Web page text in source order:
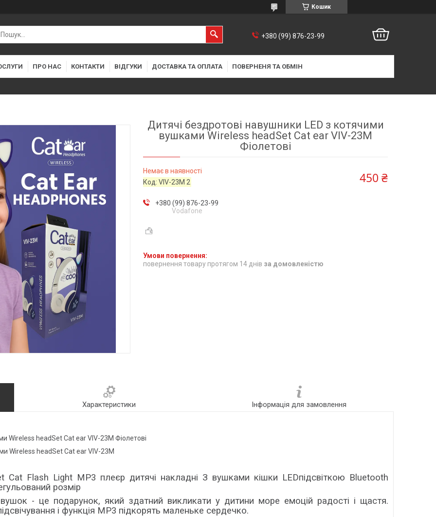
Кошик
+380 (99) 876-23-99
ПРО НАС КОНТАКТИ ВІДГУКИ ДОСТАВКА ТА ОПЛАТА ПОВЕРНЕНЯ ТА ОБМІН
Дитячі бездротові навушники LED з котячими
вушками Wireless headSet Cat ear VIV-23M
Фіолетові
Немає в наявності
Код:VIV-23M 2 450 ₴
+380 (99) 876-23-99
Vodafone
повернення товару протягом 14 днів за домовленістю
Характеристики Інформація для замовлення
Wireless headSet Cat ear VIV-23M Фіолетові
Wireless headSet Cat ear VIV-23M
Cat Flash Light MP3 плеєр дитячі накладні З вушками кішки LEDпідсвіткою Bluetooth
розмір
- це подарунок, який здатний викликати у дитини море емоцій радості і щастя.
і функція MP3 підкорять маленьке сердечко.